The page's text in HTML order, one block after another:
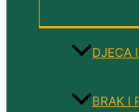
DJECA
BRAK I